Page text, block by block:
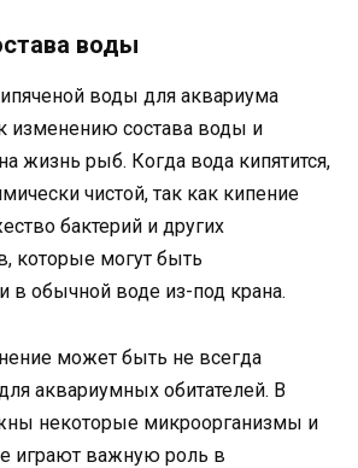
воды
воды для аквариума
изменению состава воды и
жизнь рыб. Когда вода кипятится,
чистой, так как кипение
бактерий и других
которые могут быть
в обычной воде из-под крана.
может быть не всегда
аквариумных обитателей. В
некоторые микроорганизмы и
играют важную роль в